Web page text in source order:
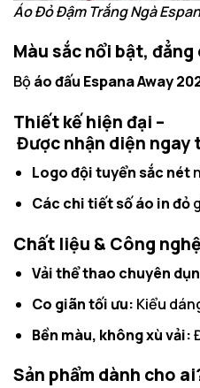
Áo Đỏ Đậm Trắng Ngà
Màu sắc nổi bật,
Bộ áo đấu Espana Away
Thiết kế hiện đại –
Được nhận diện ngay
Logo đội tuyển sắc nét
Các chi tiết số áo in đỏ
Chất liệu & Công
Vải thể thao chuyên
Co giãn tối ưu: Kiểu
Bền màu, không xù vải:
Sản phẩm dành cho